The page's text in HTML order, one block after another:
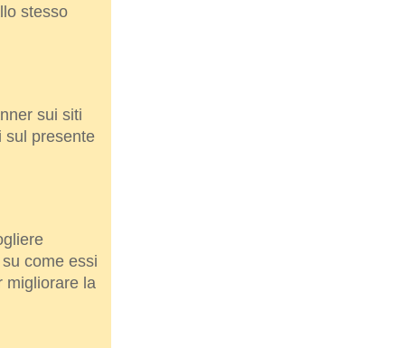
stesso
sui siti
sul presente
come essi
migliorare la